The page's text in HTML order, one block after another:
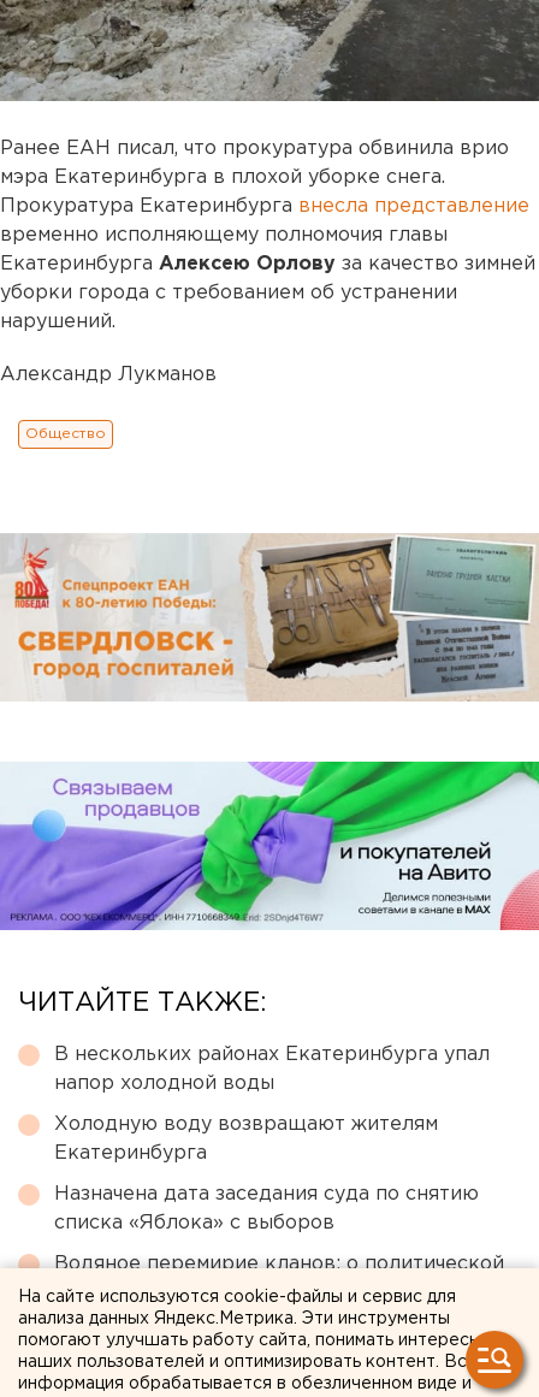
Ранее ЕАН писал, что прокуратура обвинила врио
мэра Екатеринбурга в плохой уборке снега.
Прокуратура Екатеринбурга внесла представление
временно исполняющему полномочия главы
Екатеринбурга Алексею Орлову за качество зимней
уборки города с требованием об устранении
нарушений.
Александр Лукманов
Общество
ЧИТАЙТЕ ТАКЖЕ:
В нескольких районах Екатеринбурга упал
напор холодной воды
Холодную воду возвращают жителям
Екатеринбурга
Назначена дата заседания суда по снятию
списка «Яблока» с выборов
Водяное перемирие кланов: о политической
ситуации в Каменске-Уральском – колонка
шеф-редактора ЕАН Артема Рябова
Поиски нового главы культуры
Екатеринбурга зашли в тупик
На сайте используются cookie-файлы и сервис для
анализа данных Яндекс.Метрика. Эти инструменты
помогают улучшать работу сайта, понимать интересы
наших пользователей и оптимизировать контент. Вся
информация обрабатывается в обезличенном виде и